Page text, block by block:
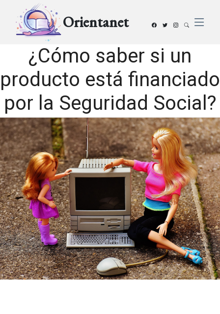
Orientanet
¿Cómo saber si un
producto está financiado
por la Seguridad Social?